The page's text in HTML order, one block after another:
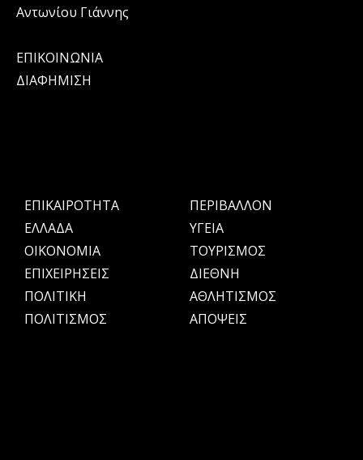
Αντωνίου Γιάννης
ΕΠΙΚΟΙΝΩΝΙΑ
ΔΙΑΦΗΜΙΣΗ
ΕΠΙΚΑΙΡΟΤΗΤΑ
ΕΛΛΑΔΑ
OIKONOMIA
ΕΠΙΧΕΙΡΗΣΕΙΣ
ΠΟΛΙΤΙΚΗ
ΠΟΛΙΤΙΣΜΟΣ
ΠΕΡΙΒΑΛΛΟΝ
ΥΓΕΙΑ
ΤΟΥΡΙΣΜΟΣ
ΔΙΕΘΝΗ
ΑΘΛΗΤΙΣΜΟΣ
ΑΠΟΨΕΙΣ